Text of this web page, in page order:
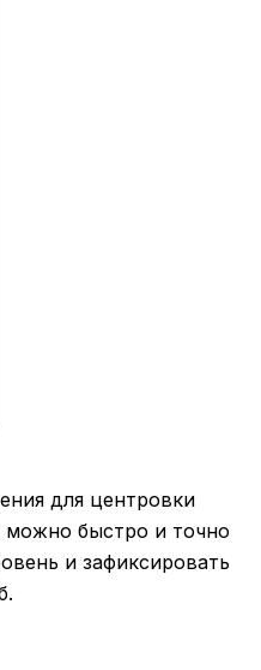
для центровки
быстро и точно
и зафиксировать